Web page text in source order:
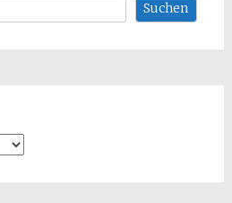
Suchen